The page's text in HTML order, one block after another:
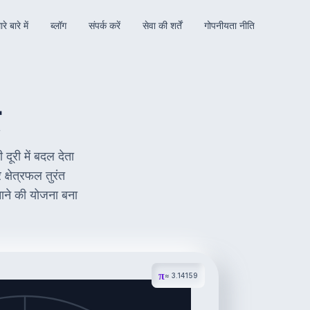
बारे में ब्लॉग संपर्क करें सेवा की शर्तें गोपनीयता नीति
में बदल देता
क्षेत्रफल तुरंत
की योजना बना
π≈ 3.14159